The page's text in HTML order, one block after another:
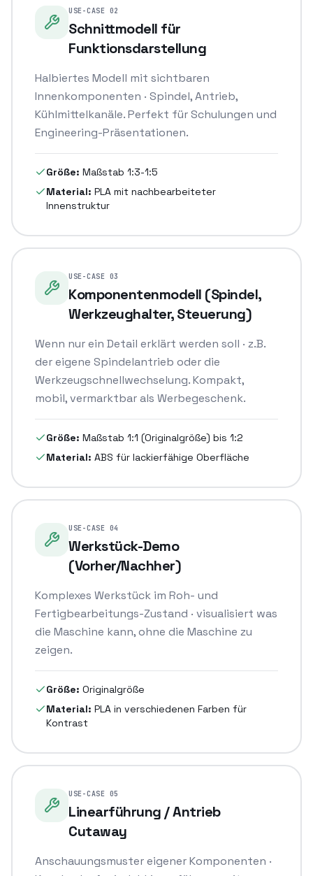
USE-CASE 02
Schnittmodell für
Funktionsdarstellung
Halbiertes Modell mit sichtbaren
Innenkomponenten · Spindel, Antrieb,
Kühlmittelkanäle. Perfekt für Schulungen und
Engineering-Präsentationen.
Größe: Maßstab 1:3-1:5
Material: PLA mit nachbearbeiteter
Innenstruktur
USE-CASE 03
Komponentenmodell (Spindel,
Werkzeughalter, Steuerung)
Wenn nur ein Detail erklärt werden soll · z.B.
der eigene Spindelantrieb oder die
Werkzeugschnellwechselung. Kompakt,
mobil, vermarktbar als Werbegeschenk.
Größe: Maßstab 1:1 (Originalgröße) bis 1:2
Material: ABS für lackierfähige Oberfläche
USE-CASE 04
Werkstück-Demo
(Vorher/Nachher)
Komplexes Werkstück im Roh- und
Fertigbearbeitungs-Zustand · visualisiert was
die Maschine kann, ohne die Maschine zu
zeigen.
Größe: Originalgröße
Material: PLA in verschiedenen Farben für
Kontrast
USE-CASE 05
Linearführung / Antrieb
Cutaway
Anschauungsmuster eigener Komponenten ·